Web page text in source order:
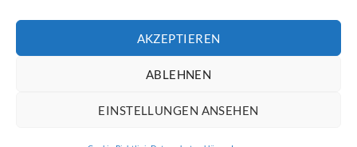
AKZEPTIEREN
ABLEHNEN
EINSTELLUNGEN ANSEHEN